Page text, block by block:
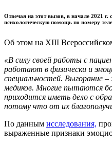
Отвечая на этот вызов, в начале 2021 г.
психологическую помощь по номеру
Об этом на XIII
«В силу своей работы с
работают в физически и
специальностей. Выгорание
медиков. Многие пытаются
приходится иметь дело с
потому что от их
По данным исследования,
выраженные признаки